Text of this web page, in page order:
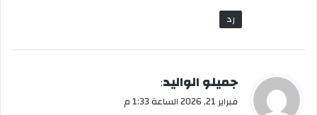
رد
ي
ق
جميلو الواليد:
فبراير 21, 2026 الساعة 1:33 م